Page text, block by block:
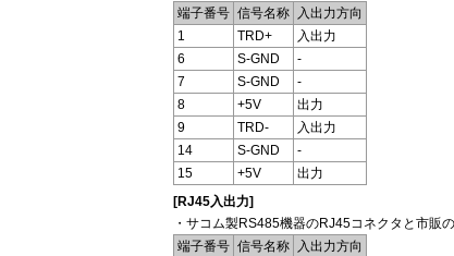
端子番号 信号名称
入出力方向
1
TRD+
入出力
6
S-GND
-
7
S-GND
-
8
+5V
出力
9
TRD-
入出力
14
S-GND
-
15
+5V
出力
[RJ45入出力]
・サコム製RS485機器のRJ45コネクタと市販
端子番号 信号名称
入出力方向